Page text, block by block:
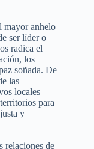
mayor anhelo
ser líder o
radica el
los
soñada. De
las
locales
para
y
relaciones de